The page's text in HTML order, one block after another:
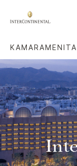
KAMAR